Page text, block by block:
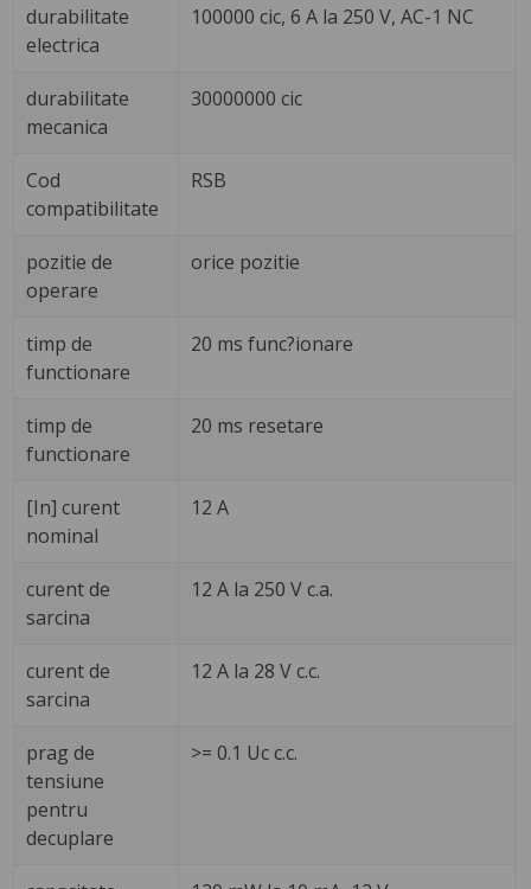
durabilitate
electrica
100000 cic, 6 A la 250 V, AC-1 NC
durabilitate
mecanica
30000000 cic
Cod
compatibilitate
RSB
pozitie de
operare
orice pozitie
timp de
functionare
20 ms func?ionare
timp de
functionare
20 ms resetare
[In] curent
nominal
12 A
curent de
sarcina
12 A la 250 V c.a.
curent de
sarcina
12 A la 28 V c.c.
prag de
tensiune
pentru
decuplare
>= 0.1 Uc c.c.